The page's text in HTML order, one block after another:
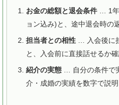
お金の総額と退会条件… 1年
ョン込み)と、途中退会時の
担当者との相性… 入会後に
と、入会前に直接話せるか
紹介の実態… 自分の条件で
介・成婚の実績を数字で説